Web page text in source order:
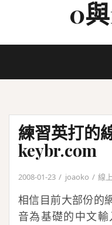
0
練習英打的
keybr.com
2008-01-23 joaoko 線
相信目前大部份的
音為基礎的中文